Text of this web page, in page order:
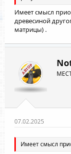
Имеет смысл
древесиной
матрицы) .
АВТОР
07.02.2025
Имеет смысл